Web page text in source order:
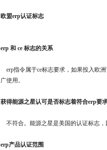
欧盟erp认证标志
erp 和 ce 标志的关系
erp指令属于ce标志要求，如果投入欧
广使用 。
获得能源之星认可是否标志着符合erp要
不符合。能源之星是美国的认证标志
erp产品认证范围